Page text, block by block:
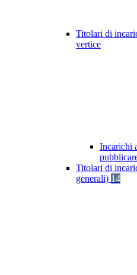
Titolari di
vertice
Incarichi
Titolari di
generali) 14